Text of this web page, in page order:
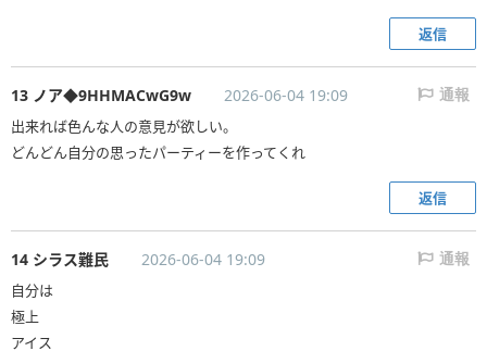
返信
13 ノア◆9HHMACwG9w 2026-06-04 19:09 通報
出来れば色んな人の意見が欲しい。
どんどん自分の思ったパーティーを作ってくれ
返信
14 シラス難民 2026-06-04 19:09 通報
自分は
極上
アイス